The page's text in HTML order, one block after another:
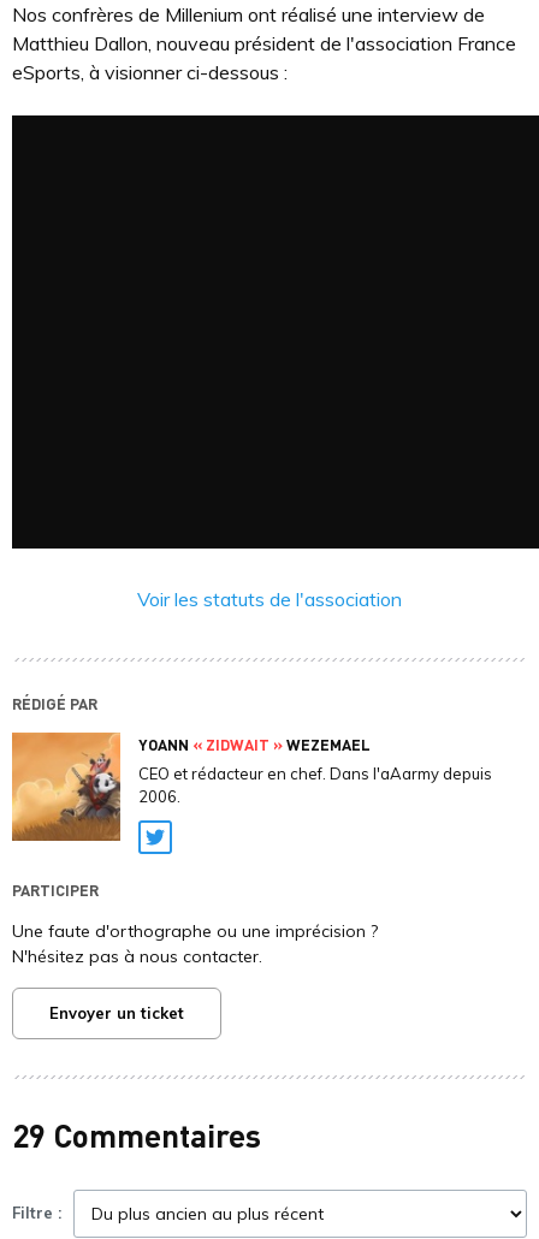
Nos confrères de Millenium ont réalisé une interview de
Matthieu Dallon, nouveau président de l'association France
eSports, à visionner ci-dessous :
Voir les statuts de l'association
RÉDIGÉ PAR
YOANN « ZIDWAIT »WEZEMAEL
CEO et rédacteur en chef. Dans l'aAarmy depuis
2006.
Twitter
PARTICIPER
Une faute d'orthographe ou une imprécision ?
N'hésitez pas à nous contacter.
Envoyer un ticket
29 Commentaires
Filtre :